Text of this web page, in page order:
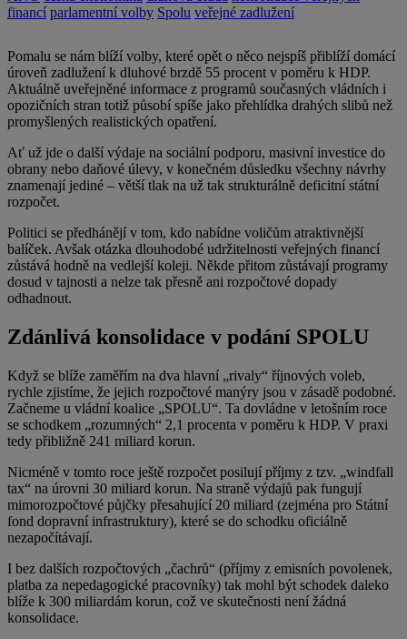
financí parlamentní volby Spolu veřejné zadlužení
Pomalu se nám blíží volby, které opět o něco nejspíš přiblíží domácí
úroveň zadlužení k dluhové brzdě 55 procent v poměru k HDP.
Aktuálně uveřejněné informace z programů současných vládních i
opozičních stran totiž působí spíše jako přehlídka drahých slibů než
promyšlených realistických opatření.
Ať už jde o další výdaje na sociální podporu, masivní investice do
obrany nebo daňové úlevy, v konečném důsledku všechny návrhy
znamenají jediné – větší tlak na už tak strukturálně deficitní státní
rozpočet.
Politici se předhánějí v tom, kdo nabídne voličům atraktivnější
balíček. Avšak otázka dlouhodobé udržitelnosti veřejných financí
zůstává hodně na vedlejší koleji. Někde přitom zůstávají programy
dosud v tajnosti a nelze tak přesně ani rozpočtové dopady
odhadnout.
Zdánlivá konsolidace v podání SPOLU
Když se blíže zaměřím na dva hlavní „rivaly“ říjnových voleb,
rychle zjistíme, že jejich rozpočtové manýry jsou v zásadě podobné.
Začneme u vládní koalice „SPOLU“. Ta dovládne v letošním roce
se schodkem „rozumných“ 2,1 procenta v poměru k HDP. V praxi
tedy přibližně 241 miliard korun.
Nicméně v tomto roce ještě rozpočet posilují příjmy z tzv. „windfall
tax“ na úrovni 30 miliard korun. Na straně výdajů pak fungují
mimorozpočtové půjčky přesahující 20 miliard (zejména pro Státní
fond dopravní infrastruktury), které se do schodku oficiálně
nezapočítávají.
I bez dalších rozpočtových „čachrů“ (příjmy z emisních povolenek,
platba za nepedagogické pracovníky) tak mohl být schodek daleko
blíže k 300 miliardám korun, což ve skutečnosti není žádná
konsolidace.